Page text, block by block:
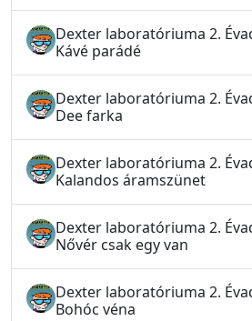
Dexter laboratóriuma 2.
Kávé parádé
Dexter laboratóriuma 2.
Dee farka
Dexter laboratóriuma 2.
Kalandos áramszünet
Dexter laboratóriuma 2.
Nővér csak egy van
Dexter laboratóriuma 2.
Bohóc véna